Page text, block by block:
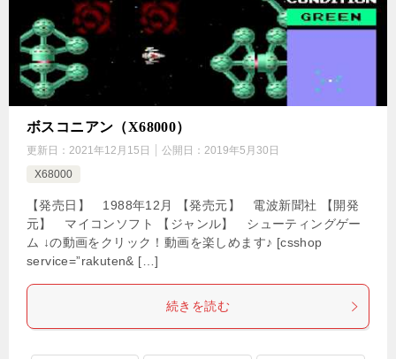
ボスコニアン（X68000）
更新日： 2021年12月15日 公開日： 2019年5月30日
X68000
【発売日】 1988年12月 【発売元】 電波新聞社 【開発
元】 マイコンソフト 【ジャンル】 シューティングゲー
ム ↓の動画をクリック！動画を楽しめます♪ [csshop
service=”rakuten& […]
続きを読む